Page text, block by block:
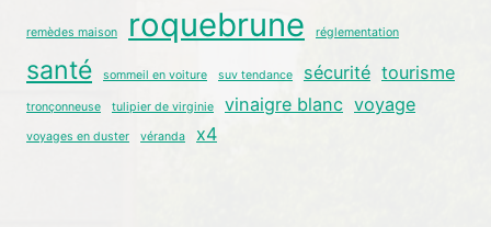
remèdes maison roquebrune réglementation
santé sommeil en voiture suv tendance sécurité tourisme
tronçonneuse tulipier de virginie vinaigre blanc voyage
voyages en duster véranda x4